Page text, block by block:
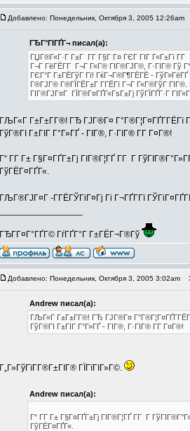
Добавлено: Понедельник, Октября 3, 2005 12:26am
ГЂГ°ГІГҐГ¬ писал(а):
ГЏГ®Г«Г·Г Г±Г Г­Г Г§Г Г¤ ГЄГ ГІГ Г«Г±Гї
Г¬Г ГёГЁГ­Г Г¬Г Г«Г® ГІГ®ГЈГ®, Г·ГІГ® Гў
ГЄГ°Г Г±ГЁГўГ Гї! ГќГ¬Г®Г¶ГЁГЁ -
Г®ГЈГ® Г®ГЇГЁГ±Г Г­ГЁГї Г¬Г Г«Г®ГўГ ГІГ®.
ГІГ®ГЈГ¤Г ГЇГ®Г¤ГҐГ«ГѕГ±Гј ГўГЇГҐГ·Г
ГЉГ«Г Г±Г±Г­Г®! ГЂ ГЈГ®Г¤ Г°Г®Г¦Г¤ГҐГ­ГЁГї
ГўГ®ГІ Г±ГІГ Г°Г»ГҐ - ГІГ®, Г·ГІГ® Г­Г Г¤Г®!
Г“ Г­Г Г± Г§Г¤ГҐГ±Гј ГІГ®Г¦ГҐ Г­Г Г
ГўГЁГ¤ГҐГ«.
ГЉГ®ГЈГ¤Г -Г­ГЁГЎГіГ¤Гј Гі Г¬ГҐГ­Гї
ГЂГ­Г¤Г°ГҐГ© ГѓГҐГ°Г Г±ГЁГ¬Г®Гў
Добавлено: Понедельник, Октября 3, 2005 3:02am
Andrew писал(а):
ГЉГ«Г Г±Г±Г­Г®! ГЂ ГЈГ®Г¤
ГўГ®ГІ Г±ГІГ Г°Г»ГҐ - ГІГ®, Г·ГІГ® Г­Г Г¤Г®!
Г„Г»ГўГїГ­Г®Г±ГІГ® ГЇГїГІГ»Г©.
Andrew писал(а):
Г“ Г­Г Г± Г§Г¤ГҐГ±Гј ГІГ®Г¦ГҐ Г­Г Г
ГўГЁГ¤ГҐГ«.